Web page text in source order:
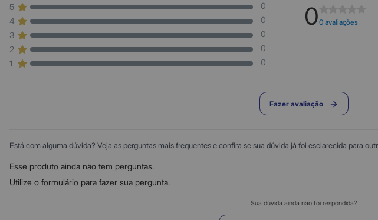
5
0
4
0
3
0
2
0
1
0
00 avaliações
Fazer avaliação
Está com alguma dúvida? Veja as perguntas mais frequentes e confira se sua dúvida já foi esclarecida para
Esse produto ainda não tem perguntas.
Utilize o formulário para fazer sua pergunta.
Sua dúvida ainda não foi respondida?